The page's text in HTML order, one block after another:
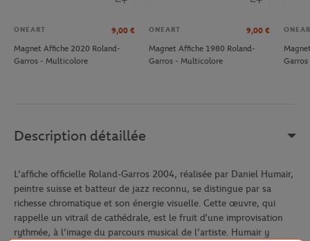
ONEART 9,00 €
Magnet Affiche 2020 Roland-
Garros - Multicolore
ONEART 9,00 €
Magnet Affiche 1980 Roland-
Garros - Multicolore
Garros
Description détaillée
L’affiche officielle Roland-Garros 2004, réalisée par Daniel Humair,
peintre suisse et batteur de jazz reconnu, se distingue par sa
richesse chromatique et son énergie visuelle. Cette œuvre, qui
rappelle un vitrail de cathédrale, est le fruit d’une improvisation
rythmée, à l’image du parcours musical de l’artiste. Humair y